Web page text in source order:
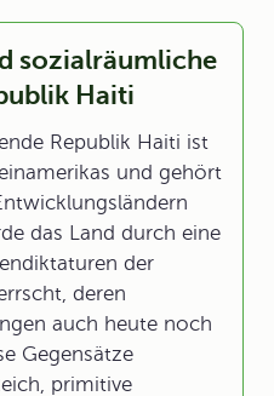
sozialräumliche
Haiti
Republik Haiti ist
und gehört
das Land durch eine
der
deren
auch heute noch
Gegensätze
primitive